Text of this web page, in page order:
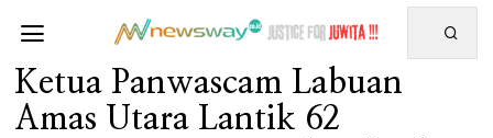
Ketua Panwascam Labuan
Amas Utara Lantik 62